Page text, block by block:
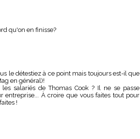
qu'on en finisse?
le détestiez à ce point mais toujours est-il que
en général)!
salariés de Thomas Cook ? Il ne se passe
À croire que vous faites tout pour
!